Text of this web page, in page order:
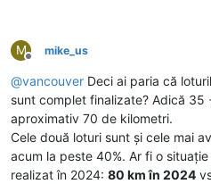
M
Deconectat
mike_us
@vancouver Deci ai paria că
sunt complet finalizate? Adică
aproximativ 70 de kilometri.
Cele două loturi sunt și cele mai
acum la peste 40%. Ar fi o
realizat în 2024: 80 km în 2024